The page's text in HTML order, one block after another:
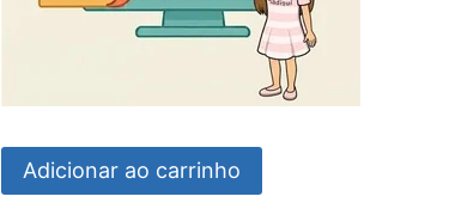
Super
Heróis
Adicionar ao carrinho